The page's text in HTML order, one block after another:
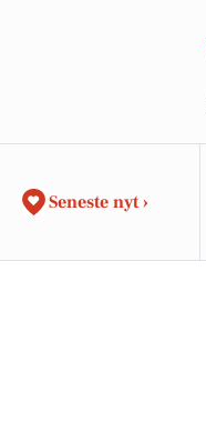
Seneste nyt ›